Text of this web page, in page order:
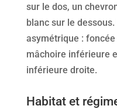
sur le dos, un
blanc sur le
asymétrique :
mâchoire inférieure
inférieure droite.
Habitat et